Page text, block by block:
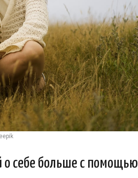
о себе больше с помощью